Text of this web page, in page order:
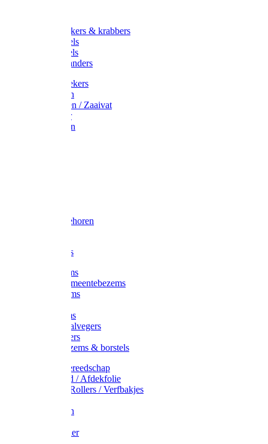
Onkruidstekers & krabbers
Hartschoffels
Ruitschoffels
Onkruidbranders
Graskantstekers
Verticuteren
Strooiwagen / Zaaivat
Grasmaaier
Grasscharen
Slede toebehoren
Composters
Straatbezems
Stads- / Gemeentebezems
Terrasbezems
Gootbezems
Kamer-/Zaalvegers
Vloertrekkers
Onkruidbezems & borstels
Schildersgereedschap
Afplakband / Afdekfolie
Kwasten / Rollers / Verfbakjes
Afdekfoliën
Schuurpapier